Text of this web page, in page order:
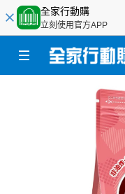
全家行動購
立刻使用官方APP